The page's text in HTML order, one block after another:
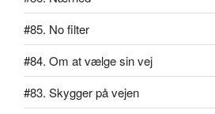
#85. No filter
#84. Om at vælge sin vej
#83. Skygger på vejen